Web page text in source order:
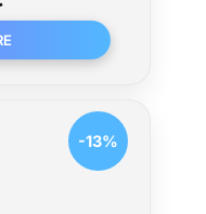
poitrine
-13%